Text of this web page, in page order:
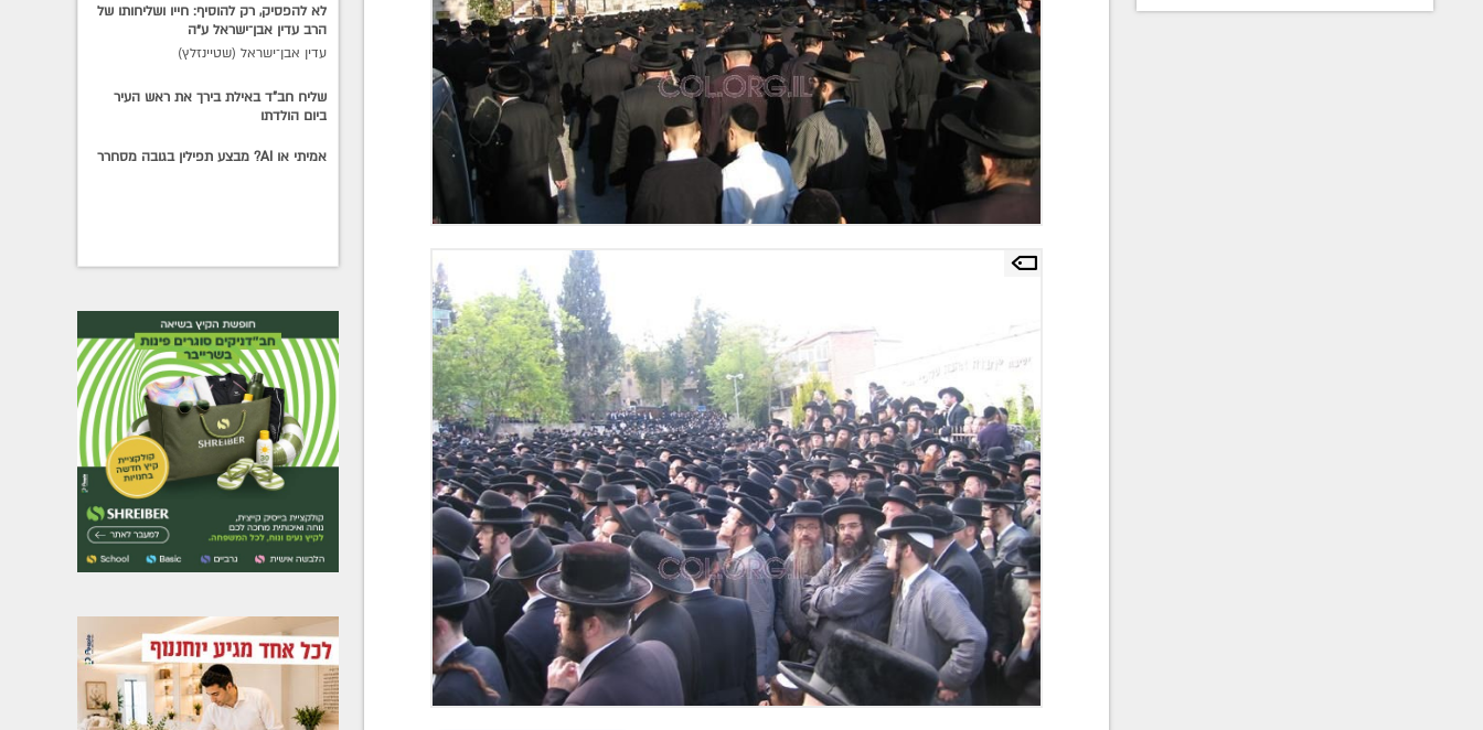
לא להפסיק, רק להוסיף: חייו ושליחותו של
הרב עדין אבן־ישראל ע״ה
עדין אבן־ישראל (שטיינזלץ)
שליח חב"ד באילת בירך את ראש העיר
ביום הולדתו
אמיתי או AI? מבצע תפילין בגובה מסחרר